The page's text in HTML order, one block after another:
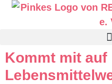
Kommt mit auf